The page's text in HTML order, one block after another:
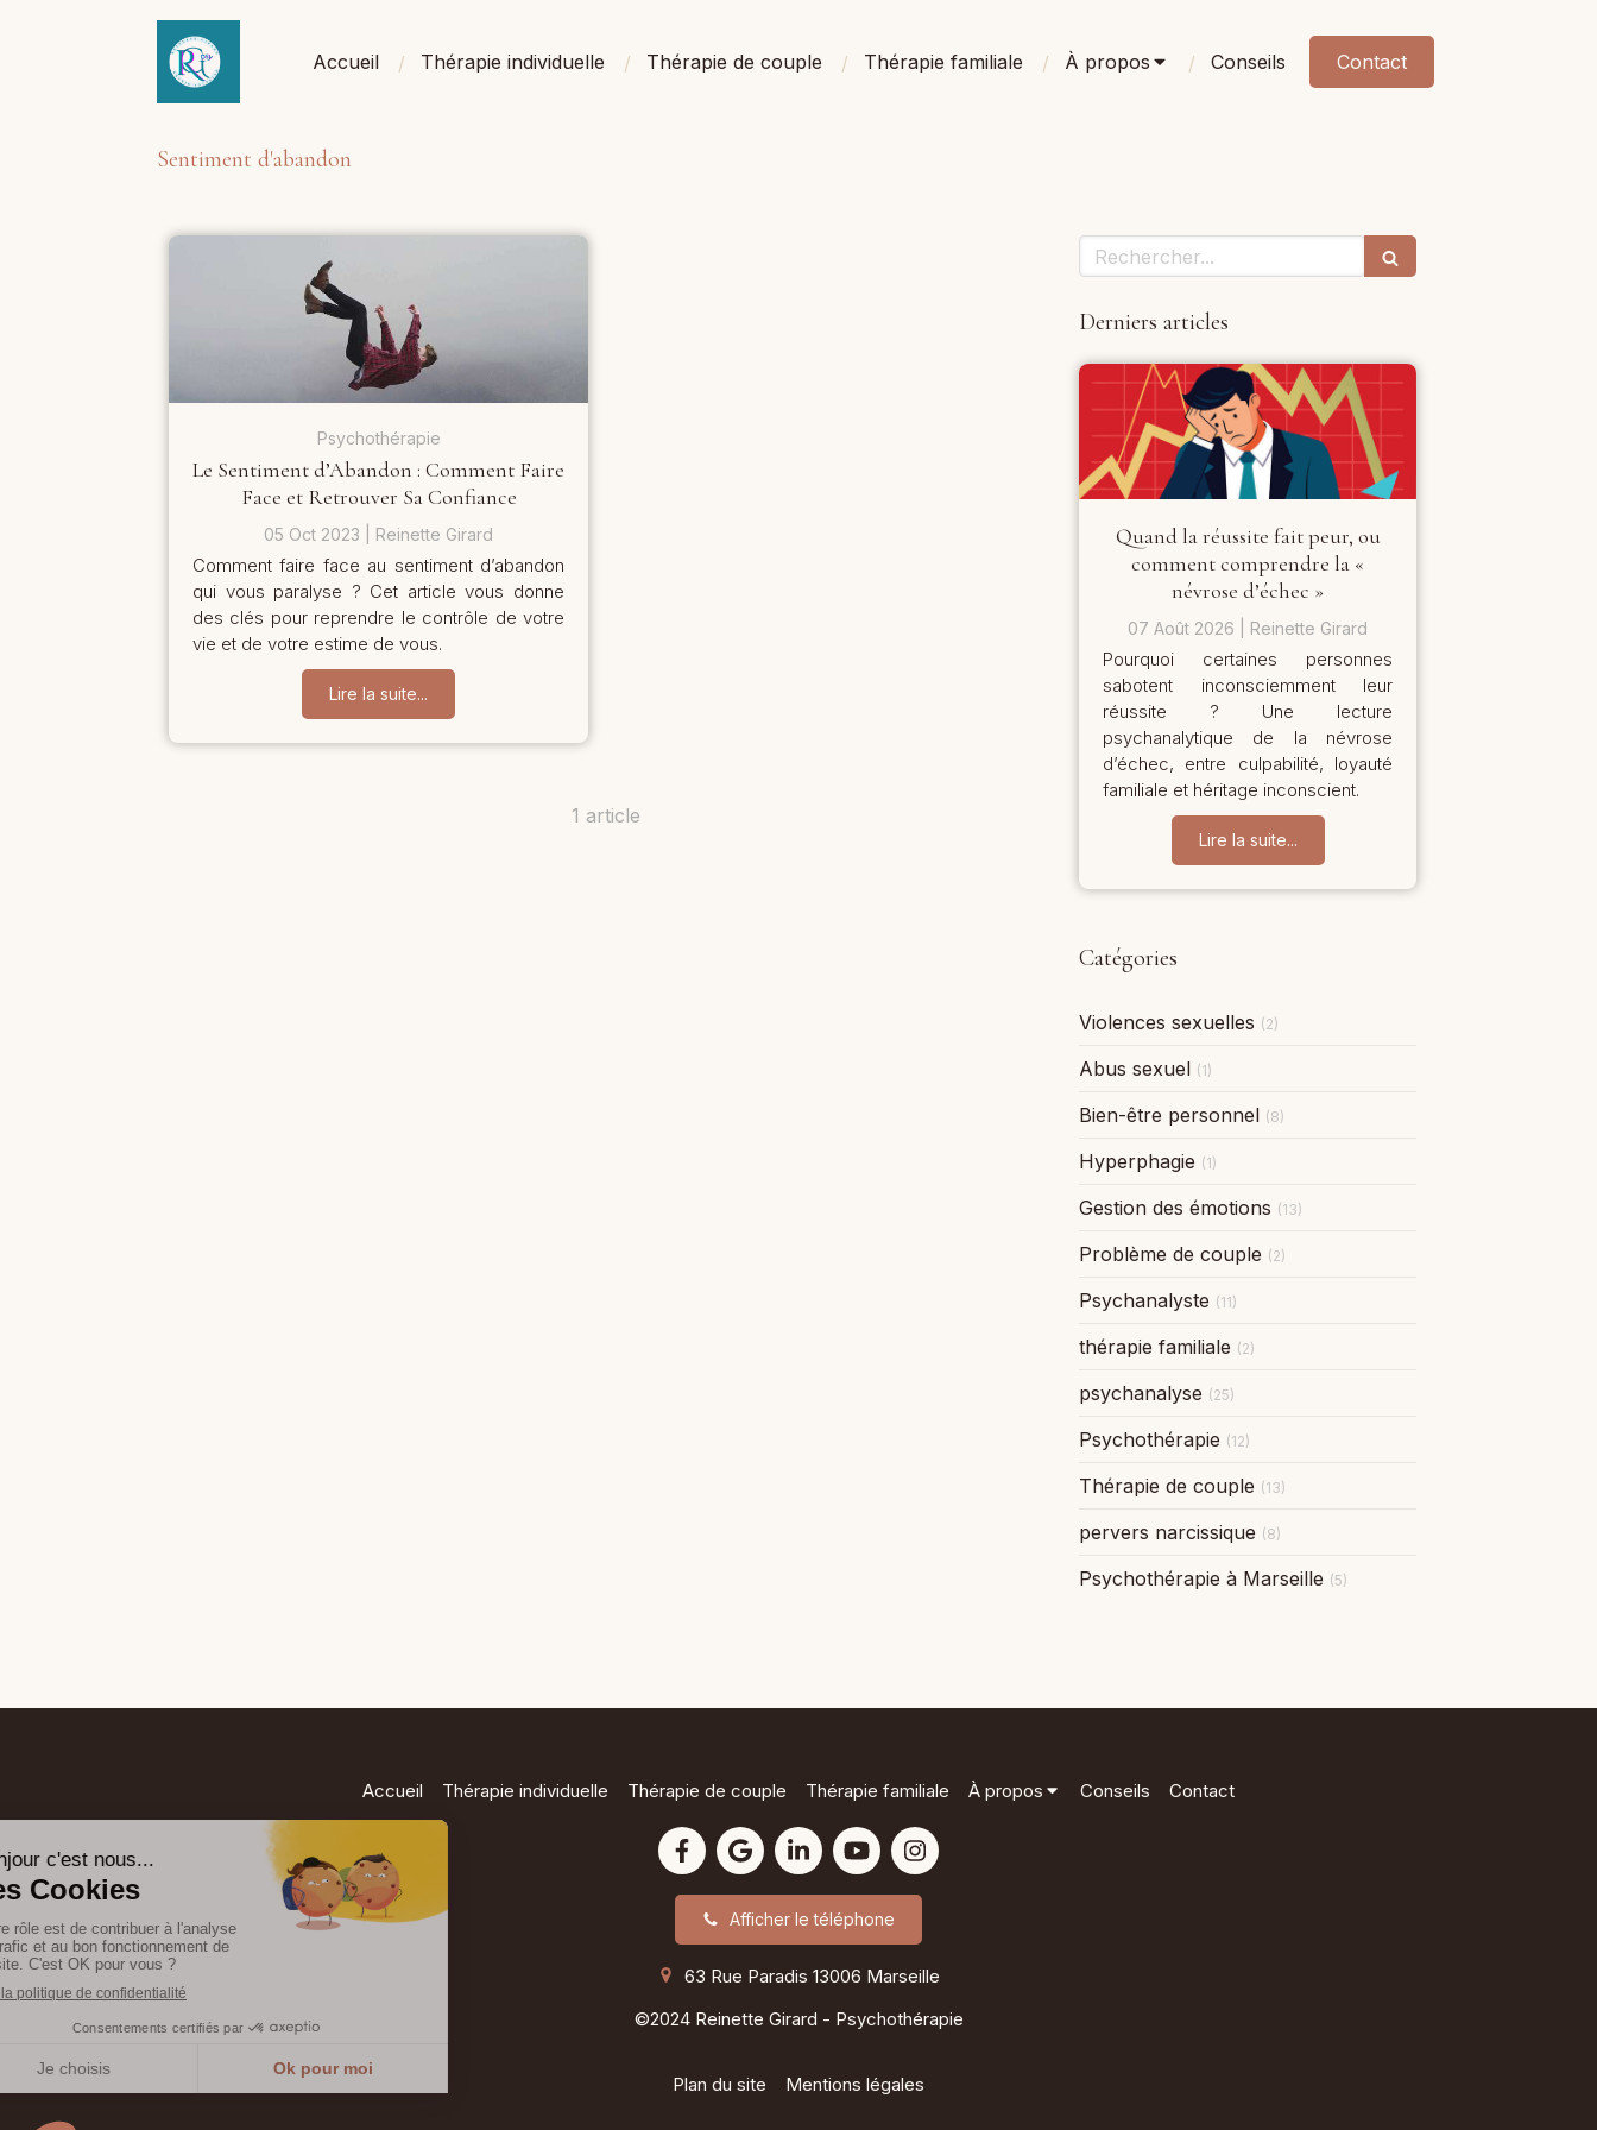
Accueil Thérapie individuelle Thérapie de couple Thérapie familiale À propos Conseils Contact
Sentiment d'abandon
Psychothérapie
Le Sentiment d’Abandon : Comment Faire
Face et Retrouver Sa Confiance
05 Oct 2023 Reinette Girard
Comment faire face au sentiment d’abandon
qui vous paralyse ? Cet article vous donne
des clés pour reprendre le contrôle de votre
vie et de votre estime de vous.
Lire la suite...
1 article
Rechercher
Derniers articles
Quand la réussite fait peur, ou
comment comprendre la «
névrose d’échec »
07 Août 2026 Reinette Girard
Pourquoi certaines personnes
sabotent inconsciemment leur
réussite ? Une lecture
psychanalytique de la névrose
d’échec, entre culpabilité, loyauté
familiale et héritage inconscient.
Lire la suite...
Catégories
Violences sexuelles (2)
Abus sexuel (1)
Bien-être personnel (8)
Hyperphagie (1)
Gestion des émotions (13)
Problème de couple (2)
Psychanalyste (11)
thérapie familiale (2)
psychanalyse (25)
Psychothérapie (12)
Thérapie de couple (13)
pervers narcissique (8)
Psychothérapie à Marseille (5)
Accueil Thérapie individuelle Thérapie de couple Thérapie familiale À propos Conseils Contact
Afficher le téléphone
63 Rue Paradis 13006 Marseille
©2024 Reinette Girard - Psychothérapie
Plan du site Mentions légales